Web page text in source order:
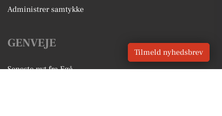
Administrer samtykke
GENVEJE
Seneste nyt fra Egå
Tilmeld nyhedsbrev